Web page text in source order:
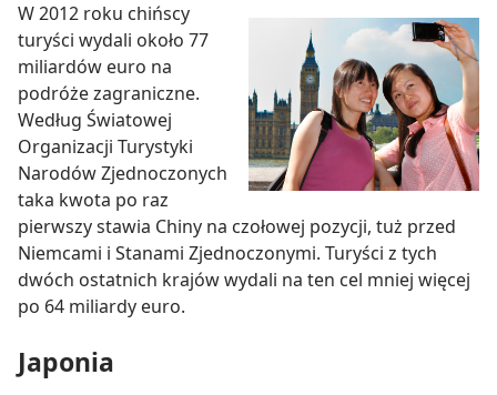
W 2012 roku chińscy
turyści wydali około 77
miliardów euro na
podróże zagraniczne.
Według Światowej
Organizacji Turystyki
Narodów Zjednoczonych
taka kwota po raz
pierwszy stawia Chiny na czołowej pozycji, tuż przed
Niemcami i Stanami Zjednoczonymi. Turyści z tych
dwóch ostatnich krajów wydali na ten cel mniej więcej
po 64 miliardy euro.
Japonia